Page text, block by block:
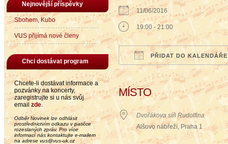
Nejnovější příspěvky
Sbohem, Kubo
VUS přijímá nové členy
Chci dostávat program
Chcete-li dostávat informace a
pozvánky na koncerty,
zaregistrujte si u nás svůj
email zde.
Odběr Novinek lze odhlásit
prostřednictvím odkazu v patičce
rozeslaných zpráv. Pro více
informací nás kontaktujte e-mailem
na adrese vus@vus-uk.cz
11/06/2016
19:00 - 21:00
PŘIDAT DO KALENDÁŘE
Download ICSGoogle Calendar
iCalendar
MÍSTO
Dvořákova síň Rudolfina
Alšovo nábřeží, Praha 1